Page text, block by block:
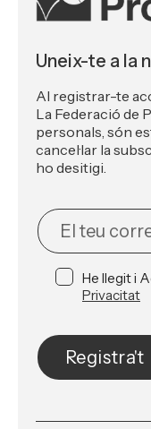
Uneix-te a la
Al registrar-te
La Federació de
personals, són
cancel·lar la
ho desitigi.
NEWSLETTER
He llegit i
Privacitat
Registra't